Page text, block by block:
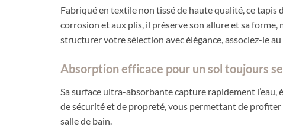
Fabriqué en textile non tissé de haute qualité, ce
corrosion et aux plis, il préserve son allure et sa
structurer votre sélection avec élégance, associez-le au
Absorption efficace pour un sol toujours
Sa surface ultra-absorbante capture rapidement
de sécurité et de propreté, vous permettant de
salle de bain.